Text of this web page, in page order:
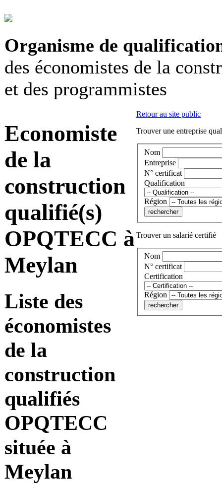
Organisme de
des économistes de la
et des programmistes
Economiste
de la
construction
qualifié(s)
OPQTECC à
Meylan
Liste des
économistes
de la
construction
qualifiés
OPQTECC
située à
Meylan
Retour au site public
Trouver une entreprise
Nom
Entreprise
N° certificat
Qualification
Région
Trouver un salarié certifié
Nom
N° certificat
Certification
Région